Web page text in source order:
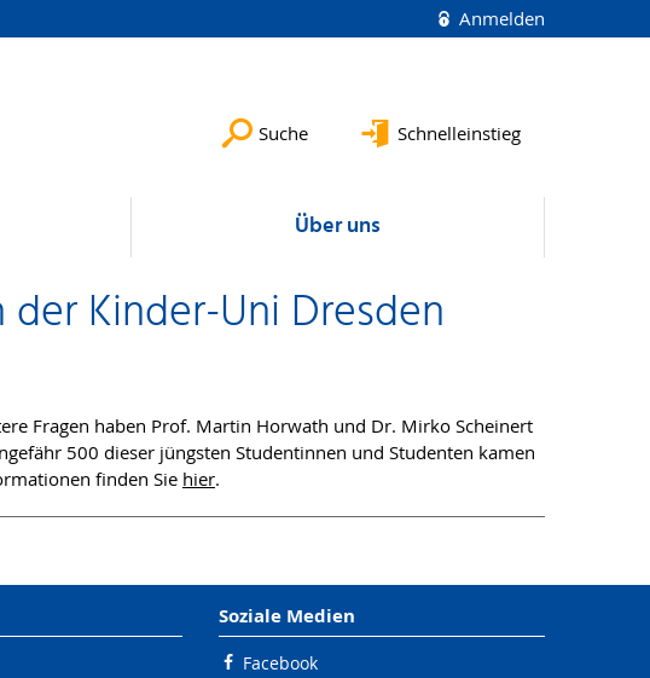
Anmelden
Suche Schnelleinstieg
Über uns
Kinder-Uni Dresden
Fragen haben Prof. Martin Horwath und Dr. Mirko Scheinert
500 dieser jüngsten Studentinnen und Studenten kamen
finden Sie hier.
Soziale Medien
Facebook